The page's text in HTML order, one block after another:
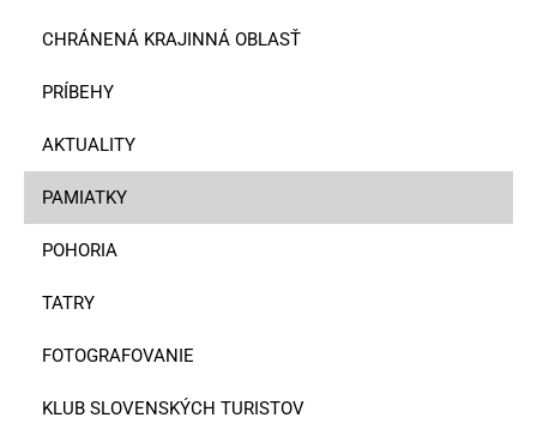
CHRÁNENÁ KRAJINNÁ OBLASŤ
PRÍBEHY
AKTUALITY
PAMIATKY
POHORIA
TATRY
FOTOGRAFOVANIE
KLUB SLOVENSKÝCH TURISTOV